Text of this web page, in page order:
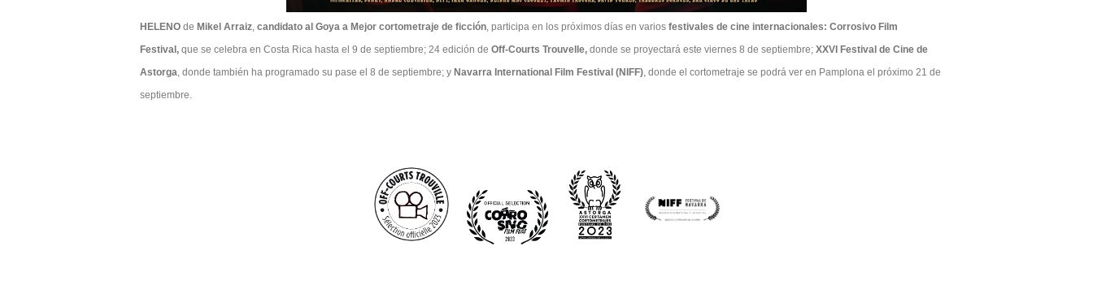
HELENO de Mikel Arraiz, candidato al Goya a Mejor cortometraje de ficción, participa en los próximos días en varios festivales de cine internacionales: Corrosivo Film
Festival, que se celebra en Costa Rica hasta el 9 de septiembre; 24 edición de Off-Courts Trouvelle, donde se proyectará este viernes 8 de septiembre; XXVI Festival de Cine de
Astorga, donde también ha programado su pase el 8 de septiembre; y Navarra International Film Festival (NIFF), donde el cortometraje se podrá ver en Pamplona el próximo 21 de
septiembre.